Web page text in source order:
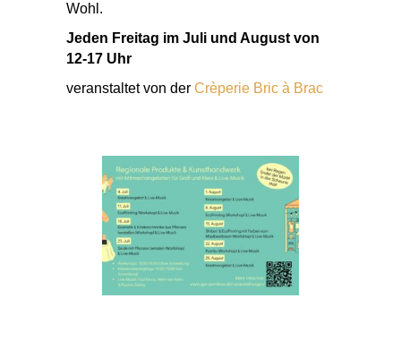
Wohl.
Jeden Freitag im Juli und August von
12-17 Uhr
veranstaltet von der Crèperie Bric à Brac